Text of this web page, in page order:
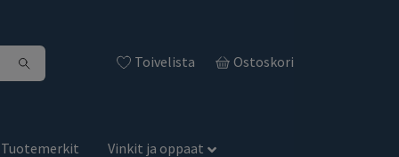
Toivelista Ostoskori
Tuotemerkit Vinkit ja oppaat